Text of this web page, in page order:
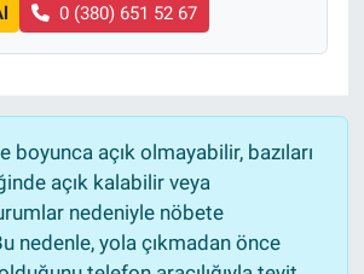
0 (380) 651 52 67
boyunca açık olmayabilir, bazıları
açık kalabilir veya
nedeniyle nöbete
nedenle, yola çıkmadan önce